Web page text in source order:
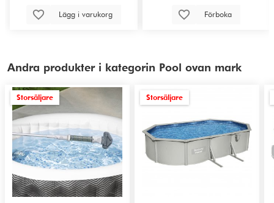
Lägg i varukorg Förboka
Andra produkter i kategorin Pool ovan mark
Storsäljare Storsäljare